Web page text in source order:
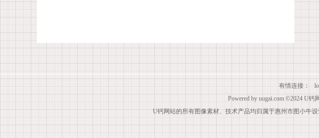
有情连接：
Powered by uugai.com ©2024 U钙
U钙网站的所有图像素材、技术产品均归属于惠州市图小牛